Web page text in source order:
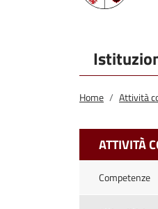
Home Attività
ATTIVITÀ
Competenze